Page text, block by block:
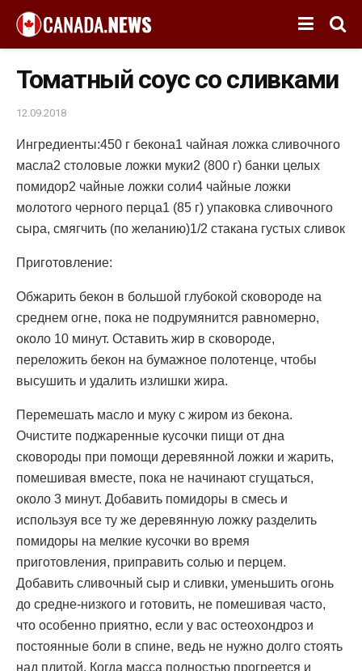
Томатный соус со сливками
12.09.2018
Ингредиенты:450 г бекона1 чайная ложка сливочного
масла2 столовые ложки муки2 (800 г) банки целых
помидор2 чайные ложки соли4 чайные ложки
молотого черного перца1 (85 г) упаковка сливочного
сыра, смягчить (по желанию)1/2 стакана густых сливок
Приготовление:
Обжарить бекон в большой глубокой сковороде на
среднем огне, пока не подрумянится равномерно,
около 10 минут. Оставить жир в сковороде,
переложить бекон на бумажное полотенце, чтобы
высушить и удалить излишки жира.
Перемешать масло и муку с жиром из бекона.
Очистите поджаренные кусочки пищи от дна
сковороды при помощи деревянной ложки и жарить,
помешивая вместе, пока не начинают сгущаться,
около 3 минут. Добавить помидоры в смесь и
используя все ту же деревянную ложку разделить
помидоры на мелкие кусочки во время
приготовления, приправить солью и перцем.
Добавить сливочный сыр и сливки, уменьшить огонь
до средне-низкого и готовить, не помешивая часто,
что особенно приятно, если у вас остеохондроз и
постоянные боли в спине, ведь не нужно долго стоять
над плитой. Когда масса полностью прогреется и